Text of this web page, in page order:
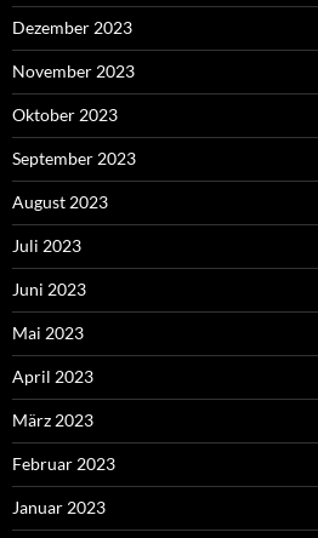
Dezember 2023
November 2023
Oktober 2023
September 2023
August 2023
Juli 2023
Juni 2023
Mai 2023
April 2023
März 2023
Februar 2023
Januar 2023